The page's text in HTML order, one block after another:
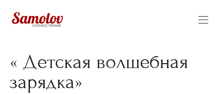
« Детская волшебная
зарядка»